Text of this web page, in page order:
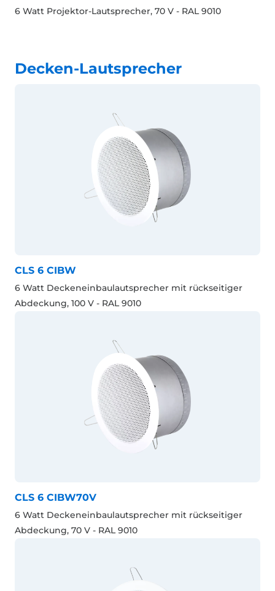
6 Watt Projektor-Lautsprecher, 70 V - RAL 9010
Decken-Lautsprecher
CLS 6 CIBW
6 Watt Deckeneinbaulautsprecher mit rückseitiger
Abdeckung, 100 V - RAL 9010
CLS 6 CIBW70V
6 Watt Deckeneinbaulautsprecher mit rückseitiger
Abdeckung, 70 V - RAL 9010